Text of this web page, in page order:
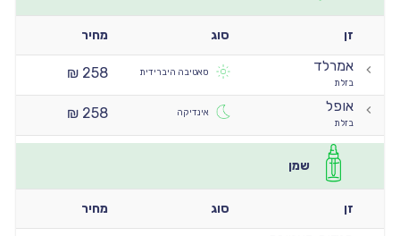
זן סוג מחיר
אמרלד
בזלת
סאטיבה היברידית
258 ₪
אופל
בזלת
אינדיקה 258 ₪
שמן
זן סוג מחיר